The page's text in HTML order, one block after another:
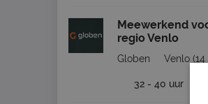
Meewerkend
regio Venlo
Globen Venlo (14
32 - 40 uur